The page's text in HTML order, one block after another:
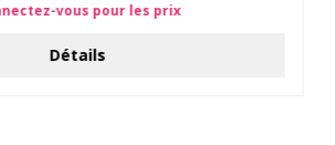
vous pour les prix
Détails